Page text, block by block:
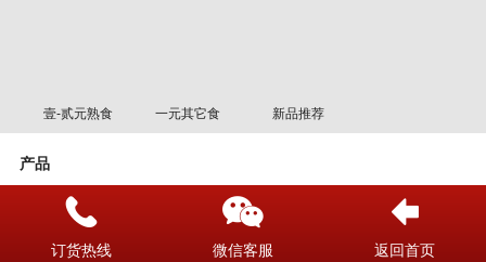
壹-贰元熟食 一元其它食 新品推荐
产品
筛选
订货热线
微信客服 返回首页